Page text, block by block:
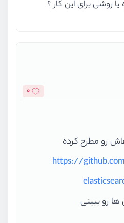
یا روشی برای این کار ؟
0
رو مطرح کرده
https://
ها رو ببینی